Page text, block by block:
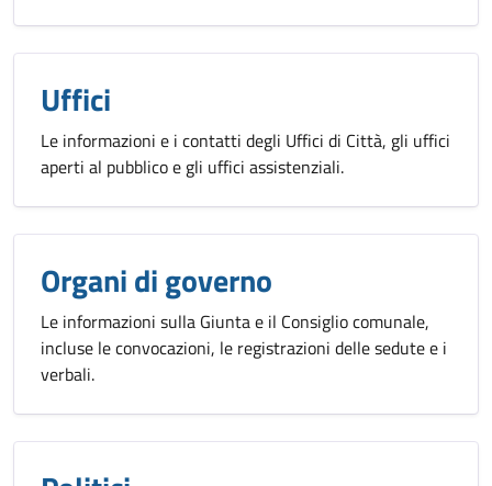
Uffici
Le informazioni e i contatti degli Uffici di Città, gli uffici
aperti al pubblico e gli uffici assistenziali.
Organi di governo
Le informazioni sulla Giunta e il Consiglio comunale,
incluse le convocazioni, le registrazioni delle sedute e i
verbali.